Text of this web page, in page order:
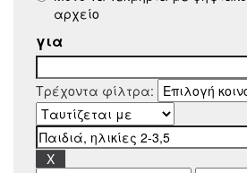
αρχείο
για
Τρέχοντα φίλτρα: